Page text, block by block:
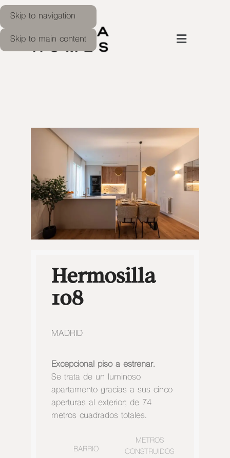
Skip to navigation
Skip to main content
Hermosilla
108
MADRID
Excepcional piso a estrenar.
Se trata de un luminoso
apartamento gracias a sus cinco
aperturas al exterior; de 74
metros cuadrados totales.
BARRIO
METROS
CONSTRUIDOS